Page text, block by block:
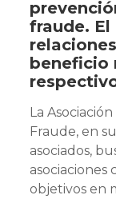
fraude.
beneficio
La
Fraude, en
asociados,
asociaciones
objetivos en